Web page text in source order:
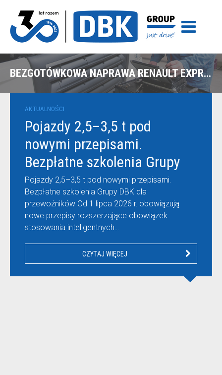
BEZGOTÓWKOWA NAPRAWA RENAULT EXPRESS Z POLISY ERGO HESTIA W SUWAŁKACH
AKTUALNOŚCI
Pojazdy 2,5–3,5 t pod
nowymi przepisami.
Bezpłatne szkolenia Grupy
DBK dla przewoźników
Pojazdy 2,5–3,5 t pod nowymi przepisami.
Bezpłatne szkolenia Grupy DBK dla
przewoźników Od 1 lipca 2026 r. obowiązują
nowe przepisy rozszerzające obowiązek
stosowania inteligentnych…
CZYTAJ WIĘCEJ